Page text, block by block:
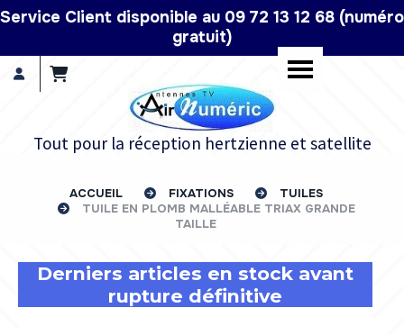
Service Client disponible au 09 72 13 12 68 (numéro
gratuit)
Tout pour la réception hertzienne et satellite
ACCUEIL FIXATIONS
TUILES
TUILE EN PLOMB MALLÉABLE TRIAX GRANDE
TAILLE
Derniers articles en stock avant
rupture définitive